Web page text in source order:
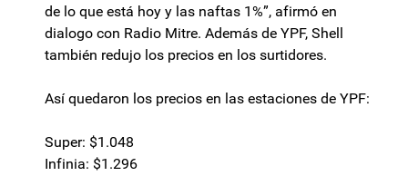
de lo que está hoy y las naftas 1%”, afirmó en
dialogo con Radio Mitre. Además de YPF, Shell
también redujo los precios en los surtidores.
Así quedaron los precios en las estaciones de YPF:
Super: $1.048
Infinia: $1.296